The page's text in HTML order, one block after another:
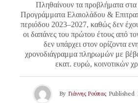
Πληθαίνουν τα προβλήματα στα
Προγράμματα Ελαιολάδου &
περιόδου 2023–2027, καθώς δεν
οι δαπάνες του πρώτου έτους
δεν υπάρχει στον ορίζοντα
χρονοδιάγραμμα πληρωμών με
εκατ. ευρώ, κοινοτικών
By Γιάννης Ρούπας Published